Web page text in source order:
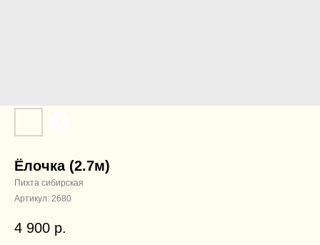
Ёлочка (2.7м)
Пихта сибирская
Артикул: 2680
4 900 р.